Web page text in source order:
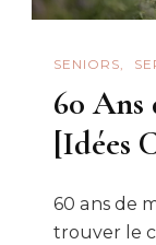
SENIORS
60 Ans
[Idées
60 ans de
trouver le